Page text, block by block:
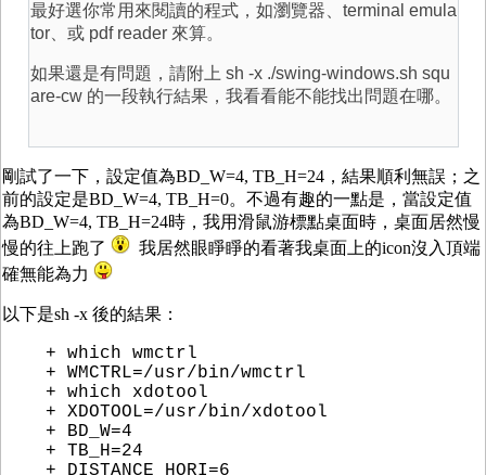
最好選你常用來閱讀的程式，如瀏覽器、terminal emula
tor、或 pdf reader 來算。
如果還是有問題，請附上 sh -x ./swing-windows.sh squ
are-cw 的一段執行結果，我看看能不能找出問題在哪。
剛試了一下，設定值為BD_W=4, TB_H=24，結果順利無誤；之
前的設定是BD_W=4, TB_H=0。不過有趣的一點是，當設定值
為BD_W=4, TB_H=24時，我用滑鼠游標點桌面時，桌面居然慢
慢的往上跑了
我居然眼睜睜的看著我桌面上的icon沒入頂端
確無能為力
以下是sh -x 後的結果：
+ which wmctrl
+ WMCTRL=/usr/bin/wmctrl
+ which xdotool
+ XDOTOOL=/usr/bin/xdotool
+ BD_W=4
+ TB_H=24